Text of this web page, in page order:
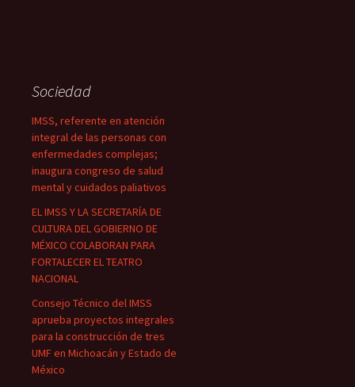
Sociedad
IMSS, referente en atención
integral de las personas con
enfermedades complejas;
inaugura congreso de salud
mental y cuidados paliativos
EL IMSS Y LA SECRETARÍA DE
CULTURA DEL GOBIERNO DE
MÉXICO COLABORAN PARA
FORTALECER EL TEATRO
NACIONAL
Consejo Técnico del IMSS
aprueba proyectos integrales
para la construcción de tres
UMF en Michoacán y Estado de
México